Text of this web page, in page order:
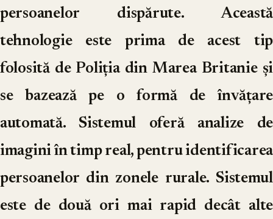
persoanelor dispărute. Această
tehnologie este prima de acest tip
folosită de Poliția din Marea Britanie și
se bazează pe o formă de învățare
automată. Sistemul oferă analize de
imagini în timp real, pentru identificarea
persoanelor din zonele rurale. Sistemul
este de două ori mai rapid decât alte